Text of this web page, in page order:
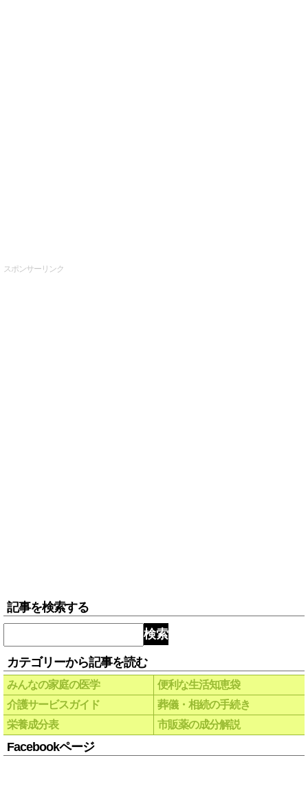
スポンサーリンク
記事を検索する
検索
カテゴリーから記事を読む
みんなの家庭の医学
便利な生活知恵袋
介護サービスガイド
葬儀・相続の手続き
栄養成分表
市販薬の成分解説
Facebookページ